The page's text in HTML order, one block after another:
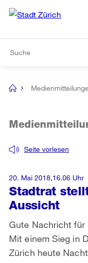
Navigation
[no
Stadtrat
Aussicht
Seite vorlesen
Gute Nachricht für
Mit einem Sieg in
Zürich heute
20. Mai 2018,16.06 Uhr